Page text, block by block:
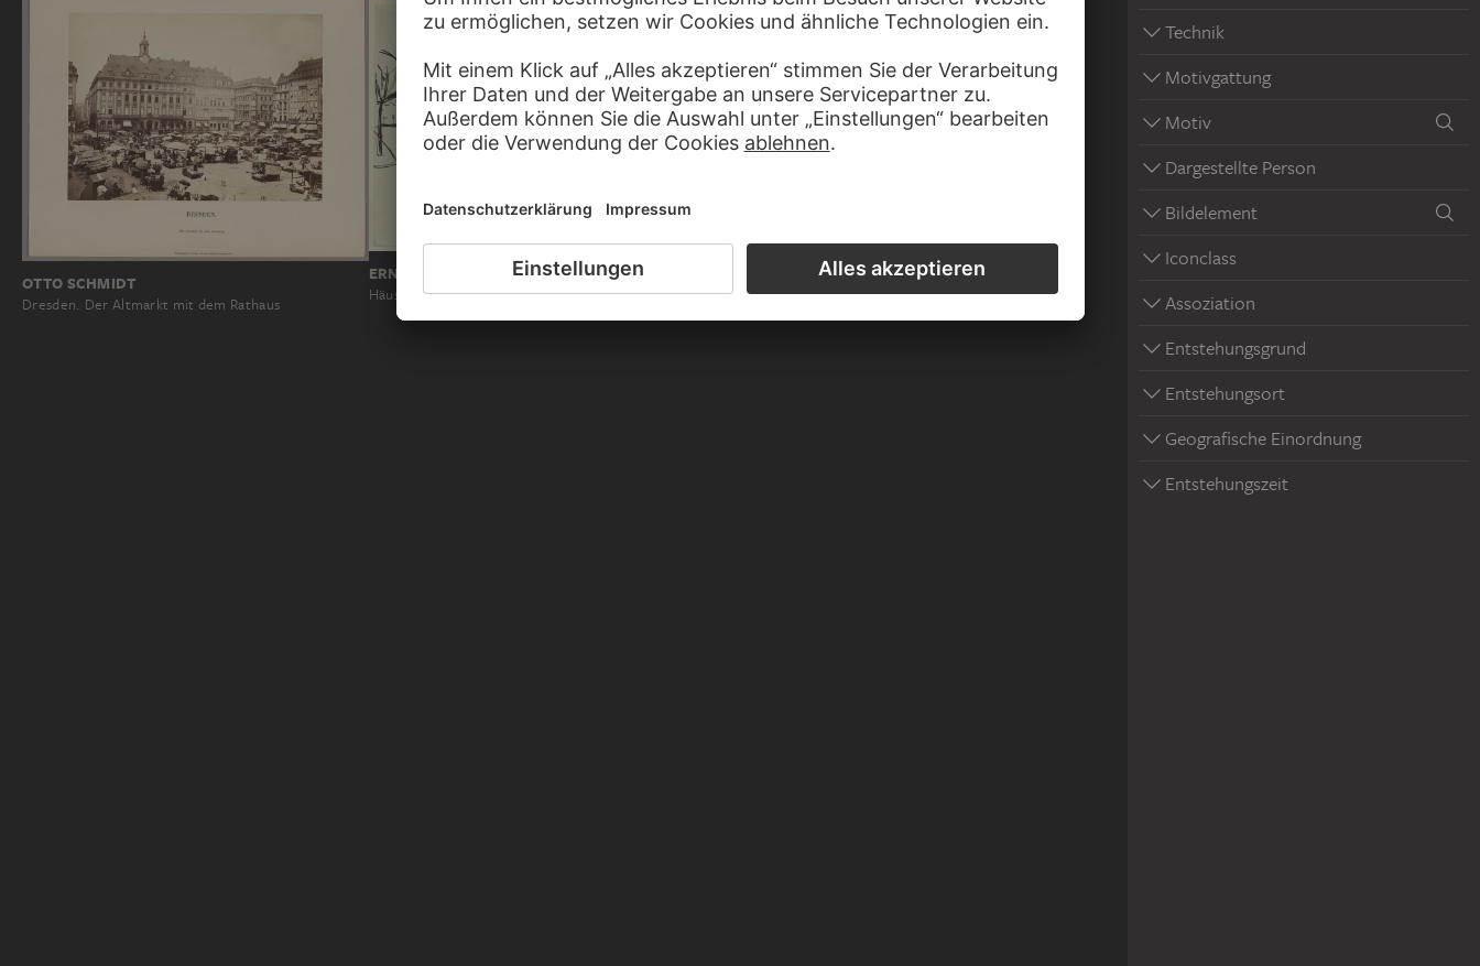
Technik
Motivgattung
Motiv
Dargestellte Person
Bildelement
Iconclass
Assoziation
Entstehungsgrund
Entstehungsort
Geografische Einordnung
Entstehungszeit
OTTO SCHMIDT
Dresden. Der Altmarkt mit dem Rathaus
ERNST LUDWIG KIRCHNER
Häuser an einer Bahnunterführung in Dresden